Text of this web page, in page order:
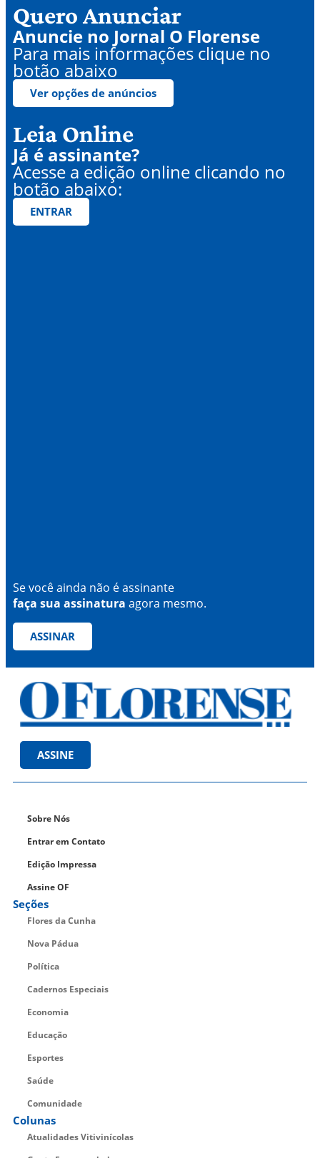
Quero Anunciar
Anuncie no Jornal O Florense
Para mais informações clique no
botão abaixo
Ver opções de anúncios
Leia Online
Já é assinante?
Acesse a edição online clicando no
botão abaixo:
ENTRAR
Se você ainda não é assinante
faça sua assinatura agora mesmo.
ASSINAR
ASSINE
Sobre Nós
Entrar em Contato
Edição Impressa
Assine OF
Seções
Flores da Cunha
Nova Pádua
Política
Cadernos Especiais
Economia
Educação
Esportes
Saúde
Comunidade
Colunas
Atualidades Vitivinícolas